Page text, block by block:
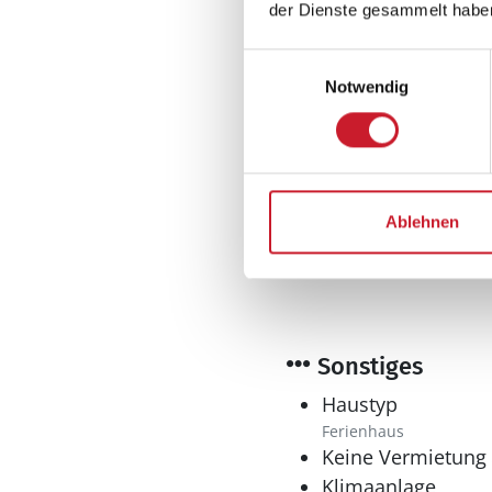
der Dienste gesammelt
Notwendig
Ablehnen
Mikrowelle
Tiefkühler: 1 L
Wasserkocher
Multimedia
Skandinavische
Internet
Sonstiges
Haustyp
Ferienhaus
Keine
Klimaanlage